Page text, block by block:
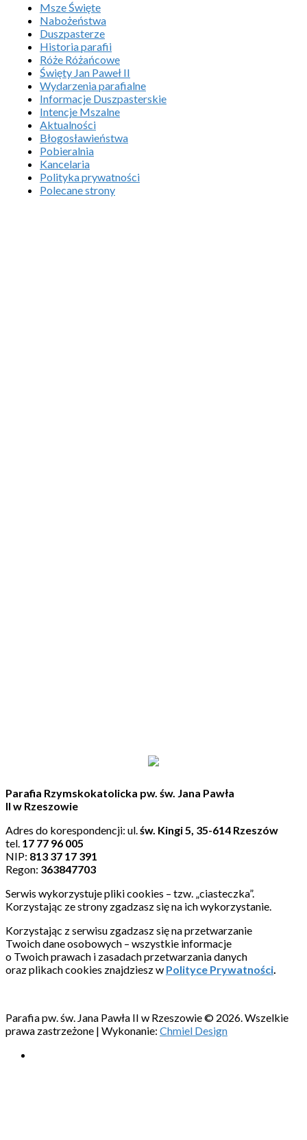
Msze Święte
Nabożeństwa
Duszpasterze
Historia parafii
Róże Różańcowe
Święty Jan Paweł II
Wydarzenia parafialne
Informacje Duszpasterskie
Intencje Mszalne
Aktualności
Błogosławieństwa
Pobieralnia
Kancelaria
Polityka prywatności
Polecane strony
Parafia Rzymskokatolicka pw. św. Jana Pawła
II w Rzeszowie
Adres do korespondencji: ul.św. Kingi 5, 35-614 Rzeszów
tel. 17 77 96 005
NIP: 813 37 17 391
Regon: 363847703
Serwis wykorzystuje pliki cookies – tzw. „ciasteczka”.
Korzystając ze strony zgadzasz się na ich wykorzystanie.
Korzystając z serwisu zgadzasz się na przetwarzanie
Twoich dane osobowych – wszystkie informacje
o Twoich prawach i zasadach przetwarzania danych
oraz plikach cookies znajdziesz w Polityce Prywatności.
Parafia pw. św. Jana Pawła II w Rzeszowie © 2026. Wszelkie
prawa zastrzeżone | Wykonanie: Chmiel Design